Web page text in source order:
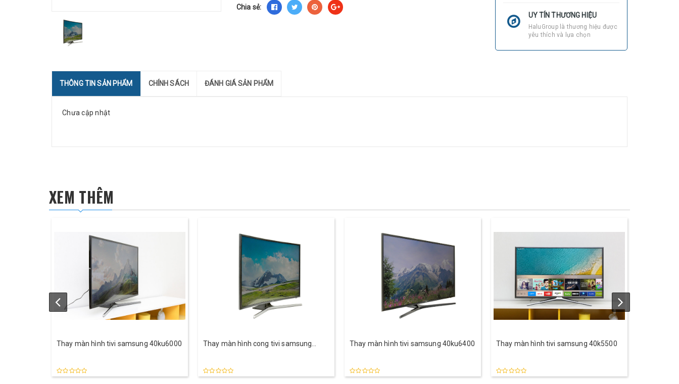
Chia sẻ:
UY TÍN THƯƠNG HIỆU
HaluGroup là thương hiệu được
yêu thích và lựa chọn
THÔNG TIN SẢN PHẨM CHÍNH SÁCH ĐÁNH GIÁ SẢN PHẨM
Chưa cập nhật
XEM THÊM
Thay màn hình tivi samsung 40ku6000
Thay màn hình cong tivi samsung
Thay màn hình tivi samsung 40ku6400 Thay màn hình tivi samsung 40k5500